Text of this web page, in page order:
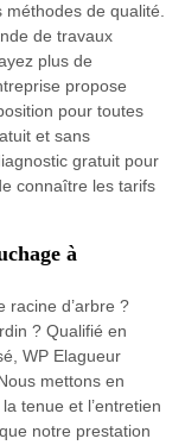
méthodes de qualité.
de travaux
plus de
propose
pour toutes
et sans
gratuit pour
connaître les tarifs
à
racine d’arbre ?
? Qualifié en
WP Elagueur
mettons en
tenue et l’entretien
notre prestation